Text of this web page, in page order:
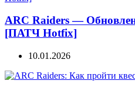
ARC Raiders —
[ПАТЧ Hotfix]
10.01.2026